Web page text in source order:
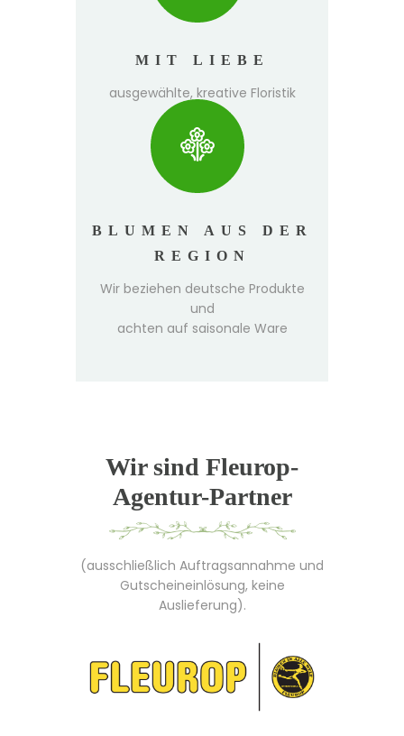
MIT LIEBE
ausgewählte, kreative Floristik
BLUMEN AUS DER
REGION
Wir beziehen deutsche Produkte
und
achten auf saisonale Ware
Wir sind Fleurop-
Agentur-Partner
(ausschließlich Auftragsannahme und
Gutscheineinlösung, keine
Auslieferung).